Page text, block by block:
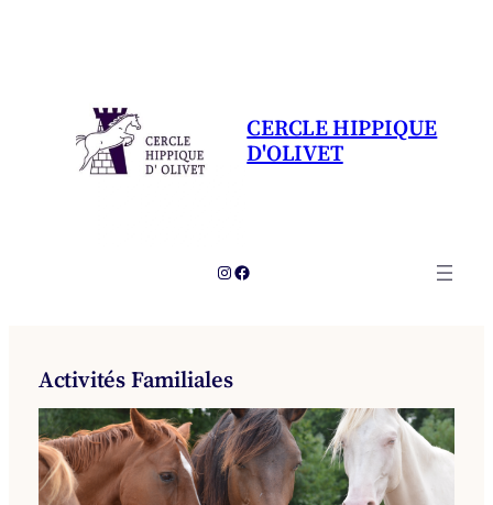
CERCLE HIPPIQUE
D'OLIVET
Instagram
Facebook
Activités Familiales